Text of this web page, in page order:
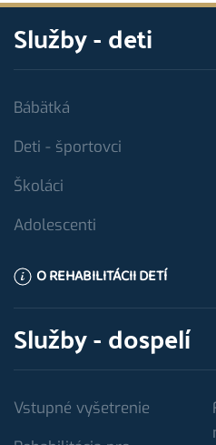
Služby - deti
Bábätká
Deti - športovci
Školáci
Adolescenti
O REHABILITÁCII DETÍ
Služby - dospelí
Vstupné vyšetrenie